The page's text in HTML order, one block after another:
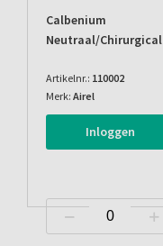
Calbenium
Neutraal/chirurgical
Artikelnr.: 110002
Merk: Airel
Inloggen